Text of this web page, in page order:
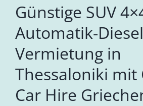
Günstige SUV
Automatik-
Vermietung in
Thessaloniki mit
Car Hire